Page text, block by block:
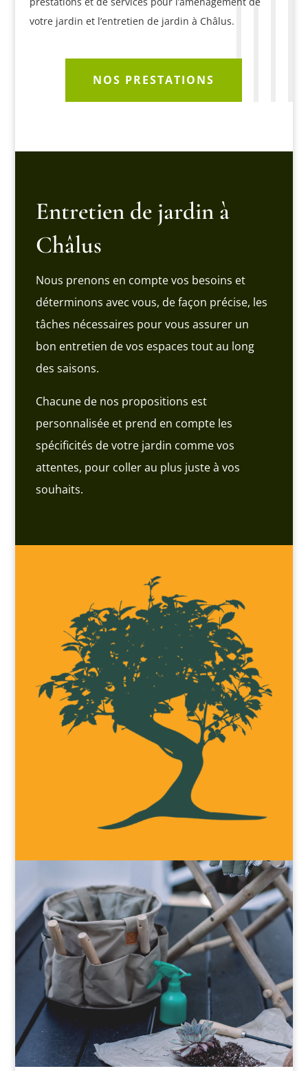
votre jardin et l’entretien de jardin à Châlus.
NOS PRESTATIONS
Entretien de jardin à
Châlus
Nous prenons en compte vos besoins et
déterminons avec vous, de façon précise, les
tâches nécessaires pour vous assurer un
bon entretien de vos espaces tout au long
des saisons.
Chacune de nos propositions est
personnalisée et prend en compte les
spécificités de votre jardin comme vos
attentes, pour coller au plus juste à vos
souhaits.